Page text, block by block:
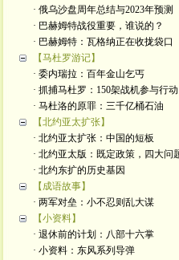
· 俄乌沙盘周年总结与2023年预测
· 巴赫姆特战役重要，谁说的？
· 巴赫姆特：瓦格纳正在收拢袋口
【马杜罗游记】
· 委内瑞拉：百年金山乞丐
· 抓捕马杜罗：150架战机参与行动
· 马杜洛的原罪：三千亿桶石油
【北约亚太扩张】
· 北约亚太扩张：中国的短板
· 北约亚太版：既定政策，四大问
· 北约东扩的历史基因
【成语故事】
· 两军对垒：小不忍则乱大谋
【小资料】
· 退休前的计划：八部十六掌
· 小资料：东风系列导弹